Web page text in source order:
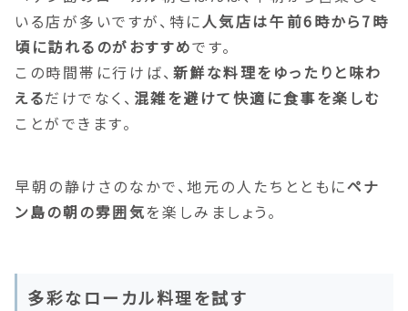
いる店が多いですが、特に人気店は午前6時から7時
頃に訪れるのがおすすめです。
この時間帯に行けば、 新鮮な料理をゆったりと味わ
えるだけでなく、 混雑を避けて快適に食事を楽しむ
ことができます。
早朝の静けさのなかで、地元の人たちとともにペナ
ン島の朝の雰囲気を楽しみましょう。
多彩なローカル料理を試す